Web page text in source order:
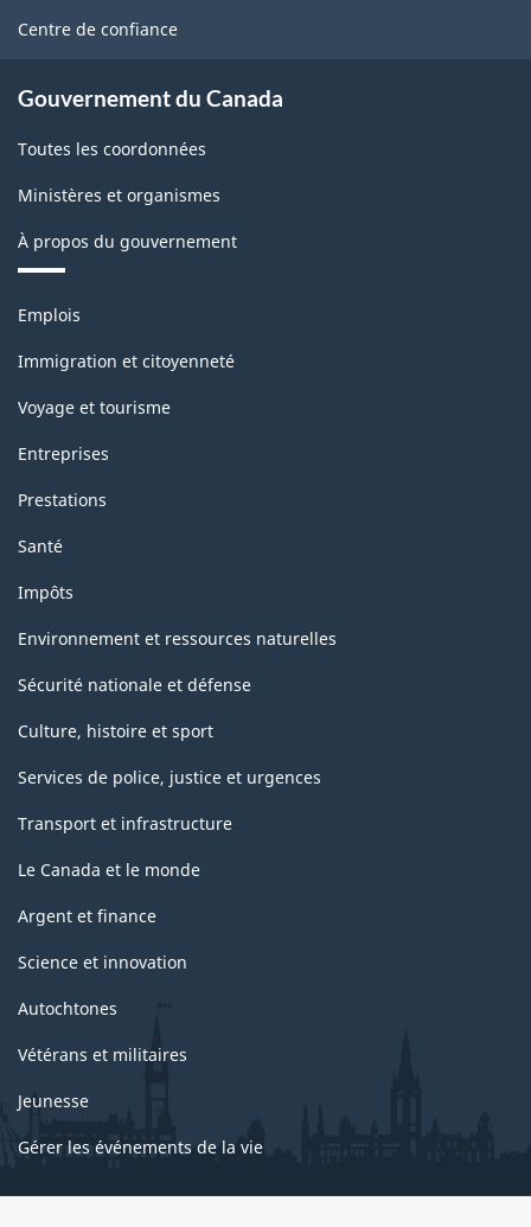
des
des
(IPPI)
-
de
la
classification
site
Centre de confiance
Gouvernement du Canada
Toutes les coordonnées
Ministères et organismes
À propos du gouvernement
Thèmes
sujets
Emplois
Immigration et citoyenneté
Voyage et tourisme
Entreprises
Prestations
Santé
Impôts
Environnement et ressources naturelles
Sécurité nationale et défense
Culture, histoire et sport
Services de police, justice et urgences
Transport et infrastructure
Le Canada et le monde
Argent et finance
Science et innovation
Autochtones
Vétérans et militaires
Jeunesse
Gérer les événements de la vie